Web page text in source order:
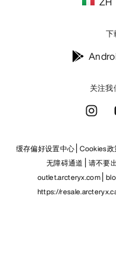
关注
下
缓存偏好设置中心 Cookies政
无障碍通道
请不要
outlet.arcteryx.com
https://